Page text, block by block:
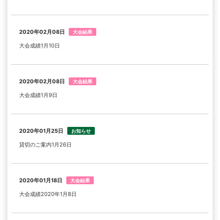
2020年02月08日 大会結果
大会成績1月10日
2020年02月08日 大会結果
大会成績1月9日
2020年01月25日 お知らせ
貸切のご案内1月26日
2020年01月18日 大会結果
大会成績2020年1月8日